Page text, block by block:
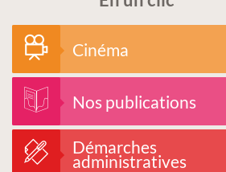
Cinéma
Nos publications
Démarches
administratives